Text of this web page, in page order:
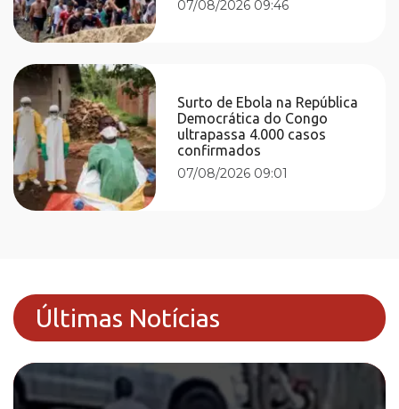
07/08/2026 09:46
Surto de Ebola na República
Democrática do Congo
ultrapassa 4.000 casos
confirmados
07/08/2026 09:01
Últimas Notícias